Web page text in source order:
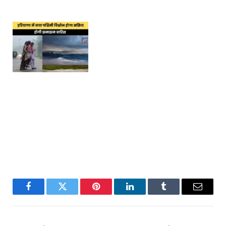
FacebookTwitter Pinterest LinkedInTumblr Email